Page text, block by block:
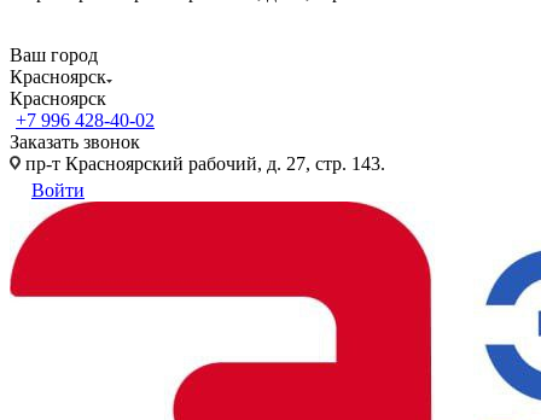
Ваш город
Красноярск
Красноярск
+7 996 428-40-02
Заказать звонок
пр-т Красноярский рабочий, д. 27, стр. 143.
Войти